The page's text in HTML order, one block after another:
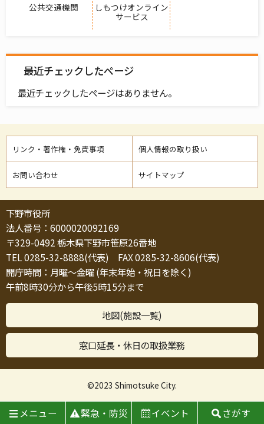
公共交通機関
しもつけオンライン
サービス
最近チェックしたページ
最近チェックしたページはありません。
リンク・著作権・免責事項 個人情報の取り扱い
お問い合わせ サイトマップ
下野市役所
法人番号：6000020092169
〒329-0492 栃木県下野市笹原26番地
TEL 0285-32-8888(代表) FAX 0285-32-8606(代表)
開庁時間：月曜～金曜 (年末年始・祝日を除く)
午前8時30分から午後5時15分まで
地図(施設一覧)
窓口延長・休日の取扱業務
©2023 Shimotsuke City.
メニュー 緊急・防災 イベント さがす